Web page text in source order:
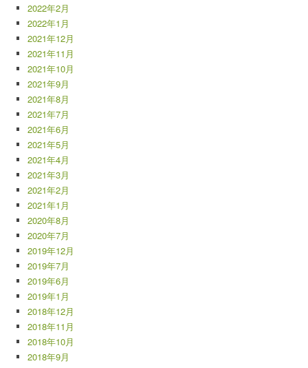
2022年2月
2022年1月
2021年12月
2021年11月
2021年10月
2021年9月
2021年8月
2021年7月
2021年6月
2021年5月
2021年4月
2021年3月
2021年2月
2021年1月
2020年8月
2020年7月
2019年12月
2019年7月
2019年6月
2019年1月
2018年12月
2018年11月
2018年10月
2018年9月